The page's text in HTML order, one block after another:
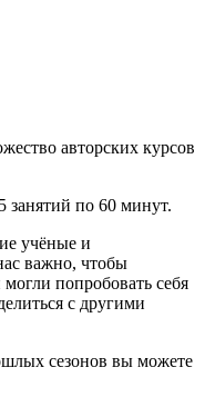
авторских курсов
занятий по 60 минут.
учёные и
важно, чтобы
попробовать себя
с другими
сезонов вы можете